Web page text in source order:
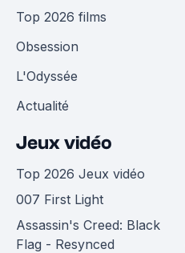
Top 2026 films
Obsession
L'Odyssée
Actualité
Jeux vidéo
Top 2026 Jeux vidéo
007 First Light
Assassin's Creed: Black
Flag - Resynced